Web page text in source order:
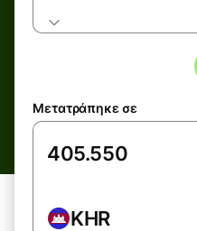
Μετατράπηκε σε
KHR